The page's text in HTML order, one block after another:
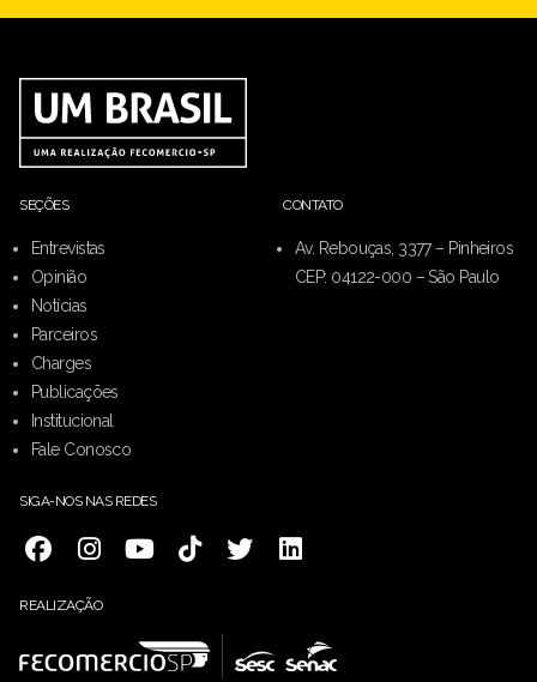
SEÇÕES
Entrevistas
Opinião
Notícias
Parceiros
Charges
Publicações
Institucional
Fale Conosco
CONTATO
Av. Rebouças, 3377 – Pinheiros
CEP: 04122-000 – São Paulo
SIGA-NOS NAS REDES
REALIZAÇÃO